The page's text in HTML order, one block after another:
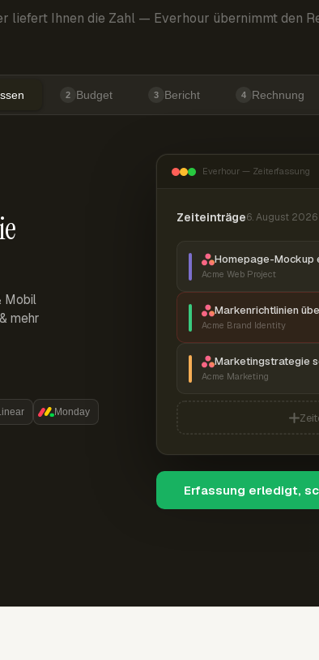
liefert Ihnen die Zahl — Everhour übernimmt den
2 Budget 3 Bericht 4 Rechnung
Mobil
mehr
Monday
Everhour — Zeiterfassung
Zeiteinträge6. August 2026
Homepage-Mockup
Acme Web Project
Markenrichtlinien
Acme Brand Identity
Marketingstrategie
Acme Marketing
Erfassung erledigt,